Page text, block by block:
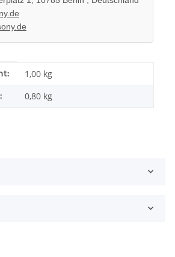
1,00 kg
0,80 kg